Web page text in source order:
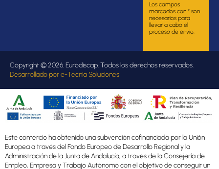
Los campos
marcados con * son
necesarios para
llevar a cabo el
proceso de envío.
Copyright © 2026. Eurodiscap. Todos los derechos reservados.
Desarrollado pore-Tecnia Soluciones
Este comercio ha obtenido una subvención cofinanciada por la Unión
Europea a través del Fondo Europeo de Desarrollo Regional y la
Administración de la Junta de Andalucía, a través de la Consejería de
Empleo, Empresa y Trabajo Autónomo con el objetivo de conseguir un